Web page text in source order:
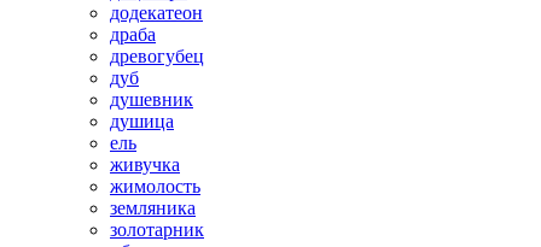
додекатеон
драба
древогубец
дуб
душевник
душица
ель
живучка
жимолость
земляника
золотарник